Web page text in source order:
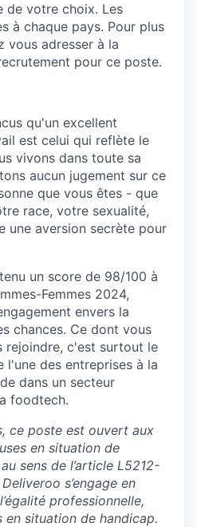
de votre choix. Les
à chaque pays. Pour plus
vous adresser à la
pour ce poste.
qu'un excellent
est celui qui reflète le
vivons dans toute sa
aucun jugement sur ce
que vous êtes - que
race, votre sexualité,
une aversion secrète pour
un score de 98/100 à
Femmes 2024,
envers la
chances. Ce dont vous
rejoindre, c'est surtout le
des entreprises à la
dans un secteur
foodtech.
ce poste est ouvert aux
en situation de
sens de l’article L5212-
s’engage en
professionnelle,
en situation de handicap.